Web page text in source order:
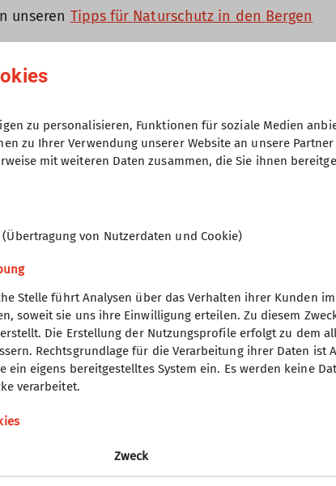
unseren Tipps für Naturschutz in den Bergen
zu personalisieren, Funktionen für soziale Medien
zu Ihrer Verwendung unserer Website an unsere
mit weiteren Daten zusammen, die Sie ihnen
von Nutzerdaten und Cookie)
Stelle führt Analysen über das Verhalten ihrer Kunden
soweit sie uns ihre Einwilligung erteilen. Zu diesem
Die Erstellung der Nutzungsprofile erfolgt zu dem
Rechtsgrundlage für die Verarbeitung ihrer Daten ist
ein eigens bereitgestelltes System ein. Es werden keine
verarbeitet.
Zweck